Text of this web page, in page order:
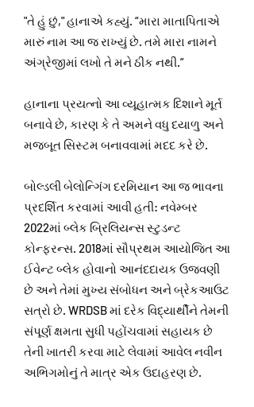
"તે હું છું," હાનાએ કહ્યું. “મારા માતાપિતાએ
મારું નામ આ જ રાખ્યું છે. તમે મારા નામને
અંગ્રેજીમાં લખો તે મને ઠીક નથી.”
હાનાના પ્રયત્નો આ વ્યૂહાત્મક દિશાને મૂર્ત
બનાવે છે, કારણ કે તે અમને વધુ દયાળુ અને
મજબૂત સિસ્ટમ બનાવવામાં મદદ કરે છે.
બોલ્ડલી બેલોન્ગિંગ દરમિયાન આ જ ભાવના
પ્રદર્શિત કરવામાં આવી હતી: નવેમ્બર
2022માં બ્લેક બ્રિલિયન્સ સ્ટુડન્ટ
કોન્ફરન્સ. 2018માં સૌપ્રથમ આયોજિત આ
ઈવેન્ટ બ્લેક હોવાનો આનંદદાયક ઉજવણી
છે અને તેમાં મુખ્ય સંબોધન અને બ્રેકઆઉટ
સત્રો છે. WRDSB માં દરેક વિદ્યાર્થીને તેમની
સંપૂર્ણ ક્ષમતા સુધી પહોંચવામાં સહાયક છે
તેની ખાતરી કરવા માટે લેવામાં આવેલ નવીન
અભિગમોનું તે માત્ર એક ઉદાહરણ છે.